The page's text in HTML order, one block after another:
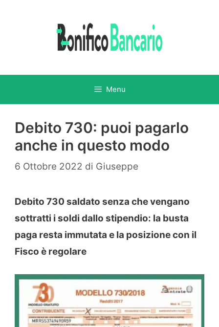
Menu
Debito 730: puoi pagarlo
anche in questo modo
6 Ottobre 2022 di Giuseppe
Debito 730 saldato senza che vengano
sottratti i soldi dallo stipendio: la busta
paga resta immutata e la posizione con il
Fisco è regolare